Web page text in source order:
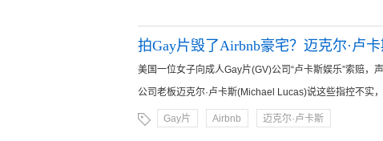
拍Gay片毁了Airbnb豪宅？迈克尔·卢
美国一位女子向成人Gay片(GV)公司“卢卡斯娱乐”索赔，
公司老板迈克尔·卢卡斯(Michael Lucas)说这些指控不实
Gay片 Airbnb 迈克尔·卢卡斯